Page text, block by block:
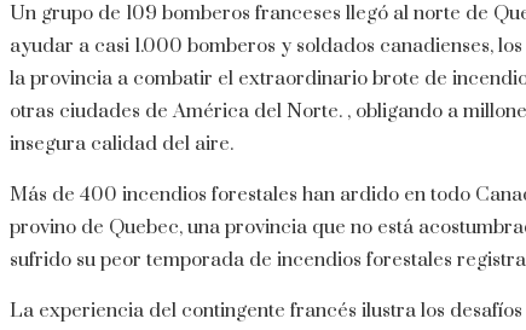
Un grupo de 109 bomberos franceses llegó al norte de
ayudar a casi 1.000 bomberos y soldados canadienses,
la provincia a combatir el extraordinario brote de
otras ciudades de América del Norte. , obligando a
insegura calidad del aire.
Más de 400 incendios forestales han ardido en todo
provino de Quebec, una provincia que no está
sufrido su peor temporada de incendios forestales
La experiencia del contingente francés ilustra los